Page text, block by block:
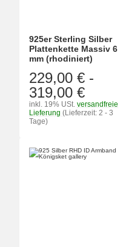
925er Sterling Silber
Plattenkette Massiv 6
mm (rhodiniert)
229,00 € -
319,00 €
inkl. 19% USt. versandfreie
Lieferung (Lieferzeit: 2 - 3
Tage)